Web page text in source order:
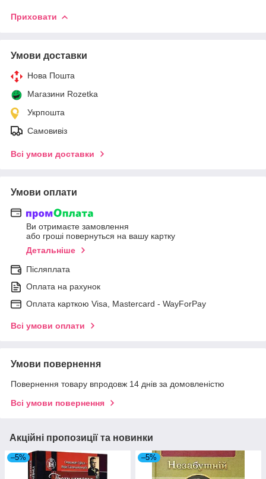
Приховати
Умови доставки
Нова Пошта
Магазини Rozetka
Укрпошта
Самовивіз
Всі умови доставки
Умови оплати
Ви отримаєте замовлення
або гроші повернуться на вашу картку
Детальніше
Післяплата
Оплата на рахунок
Оплата карткою Visa, Mastercard - WayForPay
Всі умови оплати
Умови повернення
Повернення товару впродовж 14 днів за домовленістю
Всі умови повернення
Акційні пропозиції та новинки
–5% –5%